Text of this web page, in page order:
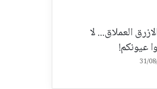
العملاق... لا
عيونكم!
31/